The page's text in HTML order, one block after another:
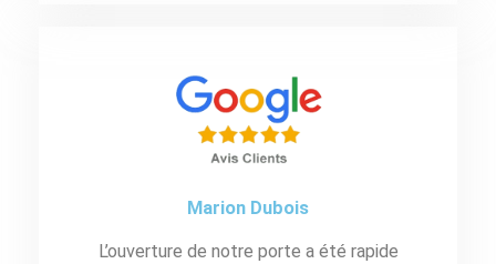
Marion Dubois
L’ouverture de notre porte a été rapide